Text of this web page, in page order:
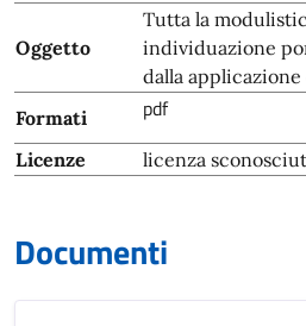
Oggetto
Tutta la
individuazione
dalla
Formati
pdf
Licenze licenza
Documenti